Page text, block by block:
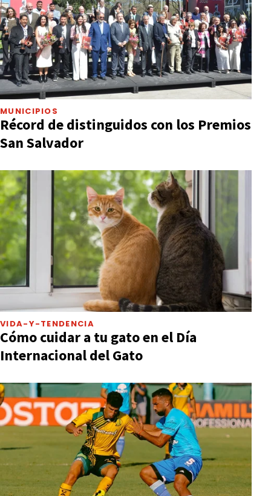
MUNICIPIOS
Récord de distinguidos con los Premios
San Salvador
VIDA-Y-TENDENCIA
Cómo cuidar a tu gato en el Día
Internacional del Gato